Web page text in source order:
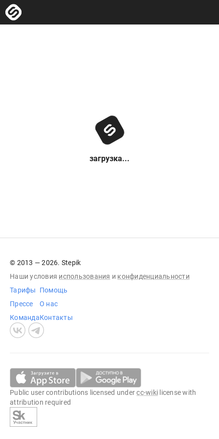
загрузка...
© 2013 — 2026. Stepik
Наши условия использования и конфиденциальности
Тарифы
Прессе
Команда
Помощь
О нас
Контакты
Public user contributions licensed undercc-wiki license with
attribution required